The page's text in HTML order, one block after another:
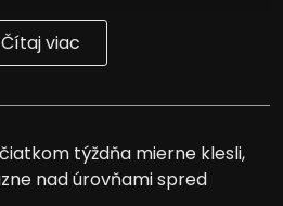
Čítaj viac